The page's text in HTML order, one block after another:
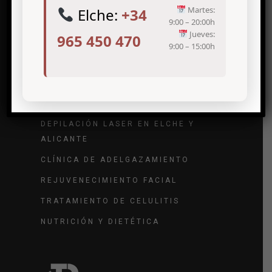
TRATAMIENTO DE VARICES
DEPILACIÓN LASER EN ELCHE Y
ALICANTE
CLÍNICA DE ADELGAZAMIENTO
REJUVENECIMIENTO FACIAL
TRATAMIENTO DE CELULITIS
NUTRICIÓN Y DIETÉTICA
Elche: +34
965 450 470
Martes:
9:00 – 20:00h
Jueves:
9:00 – 15:00h